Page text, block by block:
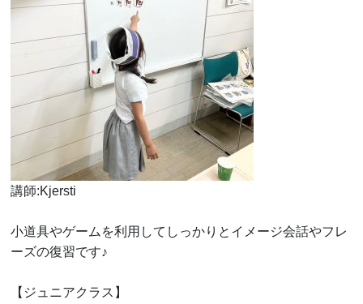
講師:Kjersti
小道具やゲームを利用してしっかりとイメージ会話やフレ
ーズの復習です♪
【ジュニアクラス】